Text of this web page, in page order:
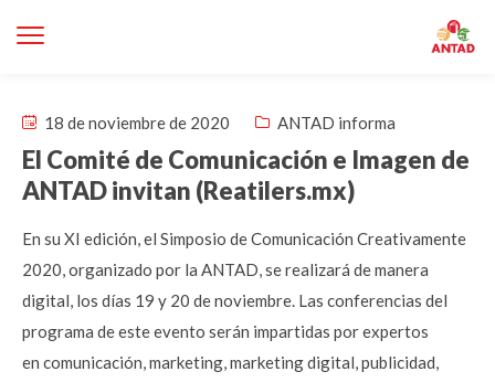
18 de noviembre de 2020 ANTAD informa
El Comité de Comunicación e Imagen de
ANTAD invitan (Reatilers.mx)
En su XI edición, el Simposio de Comunicación Creativamente
2020, organizado por la ANTAD, se realizará de manera
digital, los días 19 y 20 de noviembre. Las conferencias del
programa de este evento serán impartidas por expertos
en comunicación, marketing, marketing digital, publicidad,